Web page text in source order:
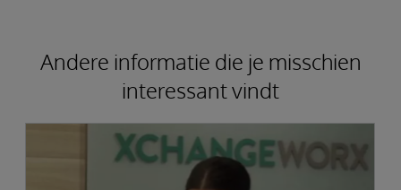
Andere informatie die je misschien
interessant vindt